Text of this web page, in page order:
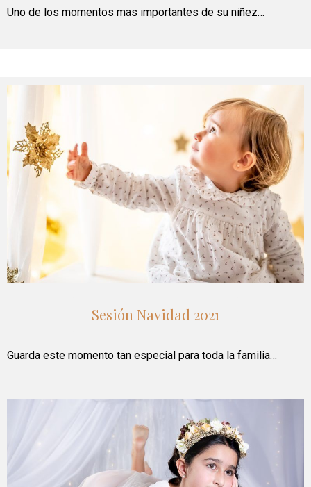
Uno de los momentos mas importantes de su niñez…
Sesión Navidad 2021
Guarda este momento tan especial para toda la familia…